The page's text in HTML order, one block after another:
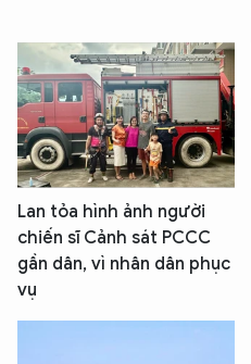
Lan tỏa hình ảnh người
chiến sĩ Cảnh sát PCCC
gần dân, vì nhân dân phục
vụ